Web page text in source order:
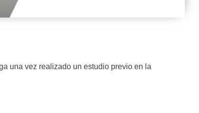
una vez realizado un estudio previo en la